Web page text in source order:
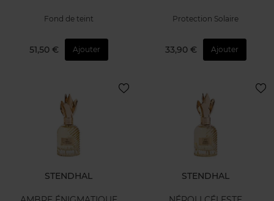
Fond de teint
51,50 € Ajouter
Protection Solaire
33,90 € Ajouter
STENDHAL STENDHAL